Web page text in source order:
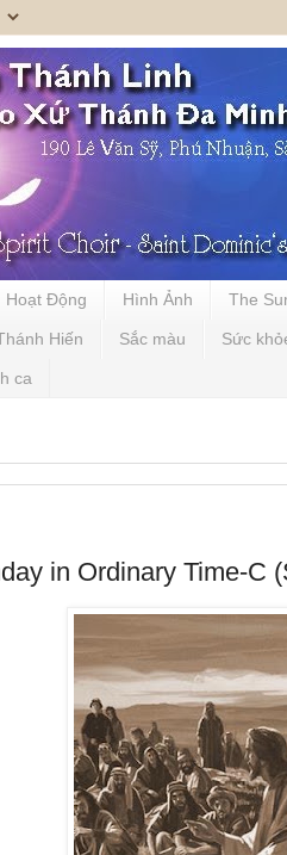
Hoạt Động Hình Ảnh The
Hiến Sắc màu Sức
ca
in Ordinary Time-C